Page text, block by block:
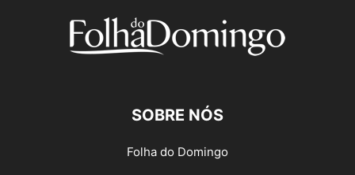
SOBRE NÓS
Folha do Domingo